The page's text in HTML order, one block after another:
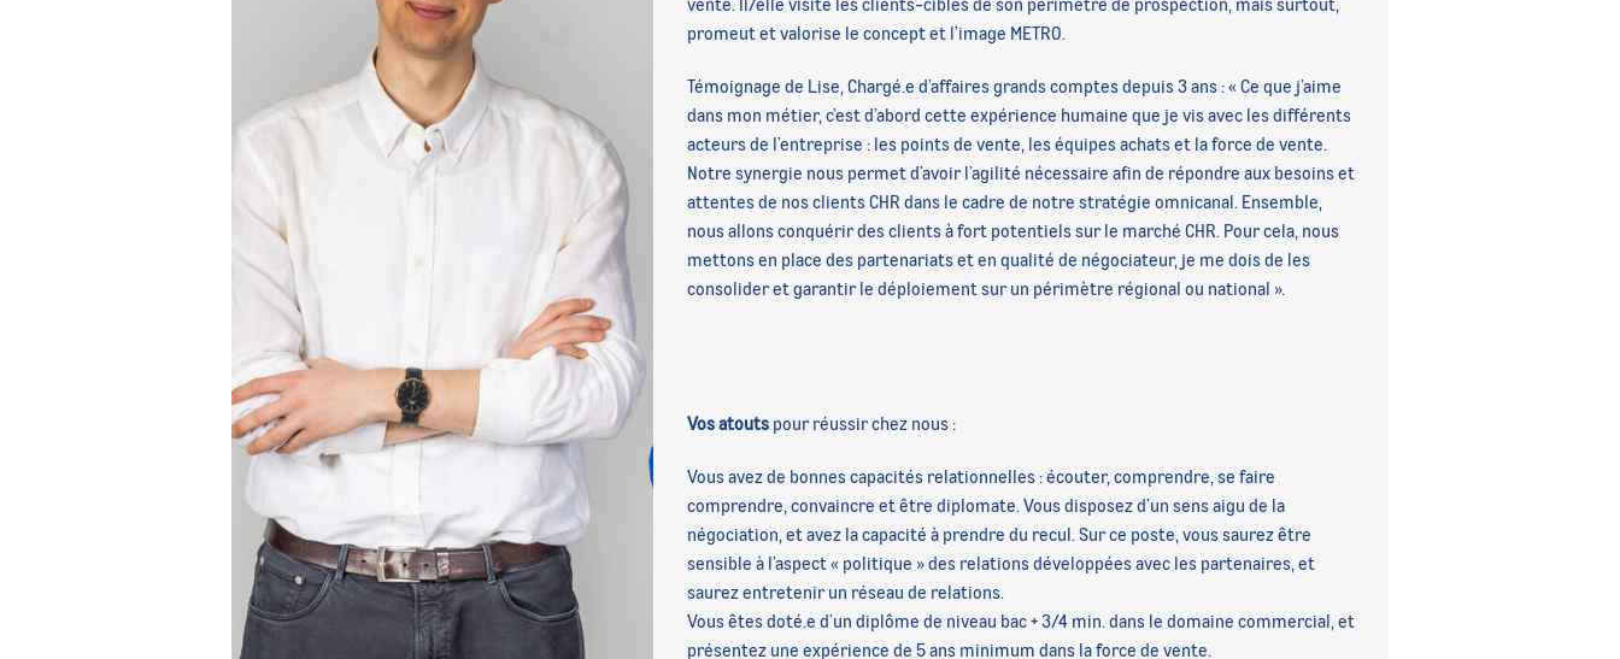
promeut et valorise le concept et l’image METRO.
Témoignage de Lise, Chargé.e d’affaires grands comptes depuis 3 ans :« Ce que j’aime
dans mon métier, c’est d’abord cette expérience humaine que je vis avec les différents
acteurs de l’entreprise : les points de vente, les équipes achats et la force de vente.
Notre synergie nous permet d’avoir l’agilité nécessaire afin de répondre aux besoins et
attentes de nos clients CHR dans le cadre de notre stratégie omnicanal. Ensemble,
nous allons conquérir des clients à fort potentiels sur le marché CHR. Pour cela, nous
mettons en place des partenariats et en qualité de négociateur, je me dois de les
consolider et garantir le déploiement sur un périmètre régional ou national ».
Vos atouts pour réussir chez nous :
Vous avez de bonnes capacités relationnelles : écouter, comprendre, se faire
comprendre, convaincre et être diplomate. Vous disposez d’un sens aigu de la
négociation, et avez la capacité à prendre du recul. Sur ce poste, vous saurez être
sensible à l’aspect « politique » des relations développées avec les partenaires, et
saurez entretenir un réseau de relations.
Vous êtes doté.e d’un diplôme de niveau bac + 3/4 min. dans le domaine commercial, et
présentez une expérience de 5 ans minimum dans la force de vente.